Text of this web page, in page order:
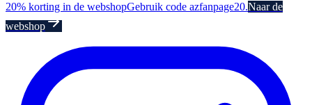
20% korting in de webshopGebruik code azfanpage20.Naar de
webshop